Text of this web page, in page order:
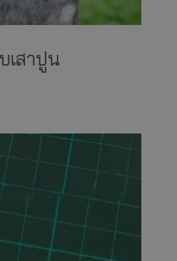
เสาปูน